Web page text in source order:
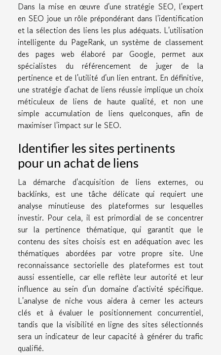
Dans la mise en œuvre d'une stratégie SEO, l'expert
en SEO joue un rôle prépondérant dans l'identification
et la sélection des liens les plus adéquats. L'utilisation
intelligente du PageRank, un système de classement
des pages web élaboré par Google, permet aux
spécialistes du référencement de juger de la
pertinence et de l'utilité d'un lien entrant. En définitive,
une stratégie d'achat de liens réussie implique un choix
méticuleux de liens de haute qualité, et non une
simple accumulation de liens quelconques, afin de
maximiser l'impact sur le SEO.
Identifier les sites pertinents
pour un achat de liens
La démarche d'acquisition de liens externes, ou
backlinks, est une tâche délicate qui requiert une
analyse minutieuse des plateformes sur lesquelles
investir. Pour cela, il est primordial de se concentrer
sur la pertinence thématique, qui garantit que le
contenu des sites choisis est en adéquation avec les
thématiques abordées par votre propre site. Une
reconnaissance sectorielle des plateformes est tout
aussi essentielle, car elle reflète leur autorité et leur
influence au sein d'un domaine d'activité spécifique.
L'analyse de niche vous aidera à cerner les acteurs
clés et à évaluer le positionnement concurrentiel,
tandis que la visibilité en ligne des sites sélectionnés
sera un indicateur de leur capacité à générer du trafic
qualifié.